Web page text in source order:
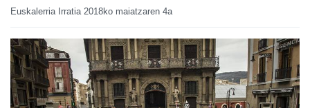
Euskalerria Irratia 2018ko maiatzaren 4a